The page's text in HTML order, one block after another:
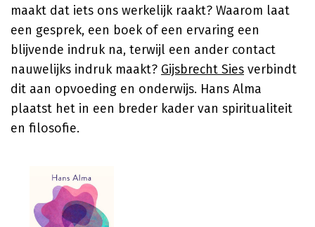
maakt dat iets ons werkelijk raakt? Waarom laat
een gesprek, een boek of een ervaring een
blijvende indruk na, terwijl een ander contact
nauwelijks indruk maakt? Gijsbrecht Sies verbindt
dit aan opvoeding en onderwijs. Hans Alma
plaatst het in een breder kader van spiritualiteit
en filosofie.